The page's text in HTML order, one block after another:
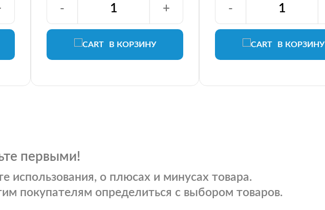
В КОРЗИНУ
- +
В КОРЗИНУ
-
первыми!
использования, о плюсах и минусах товара.
покупателям определиться с выбором товаров.